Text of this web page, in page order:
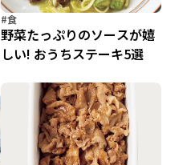
#食
野菜たっぷりのソースが嬉
しい! おうちステーキ5選